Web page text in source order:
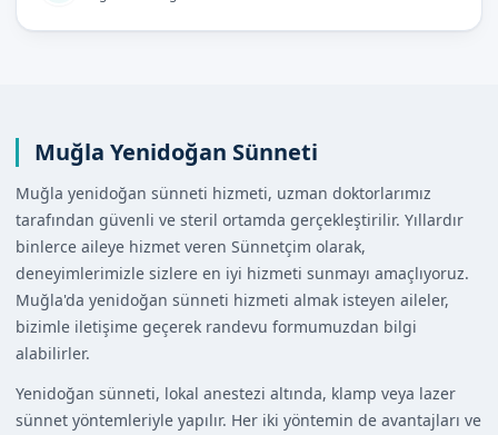
Muğla Yenidoğan Sünneti
Muğla yenidoğan sünneti hizmeti, uzman doktorlarımız
tarafından güvenli ve steril ortamda gerçekleştirilir. Yıllardır
binlerce aileye hizmet veren Sünnetçim olarak,
deneyimlerimizle sizlere en iyi hizmeti sunmayı amaçlıyoruz.
Muğla'da yenidoğan sünneti hizmeti almak isteyen aileler,
bizimle iletişime geçerek randevu formumuzdan bilgi
alabilirler.
Yenidoğan sünneti, lokal anestezi altında, klamp veya lazer
sünnet yöntemleriyle yapılır. Her iki yöntemin de avantajları ve